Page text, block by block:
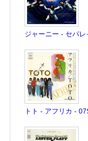
ジャーニー - セパ
トト - アフリカ -